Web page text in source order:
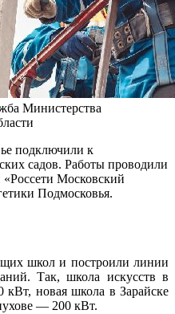
Министерства
подключили к
садов. Работы проводили
Московский
Подмосковья.
школ и построили линии
Так, школа искусств в
новая школа в Зарайске
— 200 кВт.